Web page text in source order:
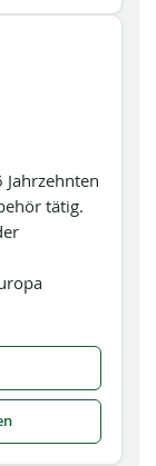
tätig.